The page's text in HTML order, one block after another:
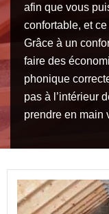
afin que vous
confortable, et
Grâce à un
faire des
phonique
pas à l’intérieur
prendre en main